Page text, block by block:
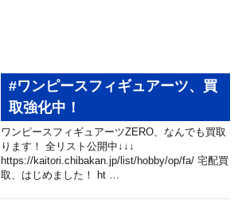
#ワンピースフィギュアーツ、買
取強化中！
ワンピースフィギュアーツZERO、なんでも買取
ります！ 全リスト公開中↓↓↓
https://kaitori.chibakan.jp/list/hobby/op/fa/ 宅配買
取、はじめました！ ht …